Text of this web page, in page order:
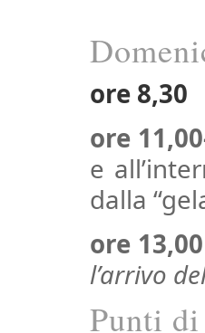
ore 8,30
ore
e
dalla
ore 13,00
l’arrivo
Punti